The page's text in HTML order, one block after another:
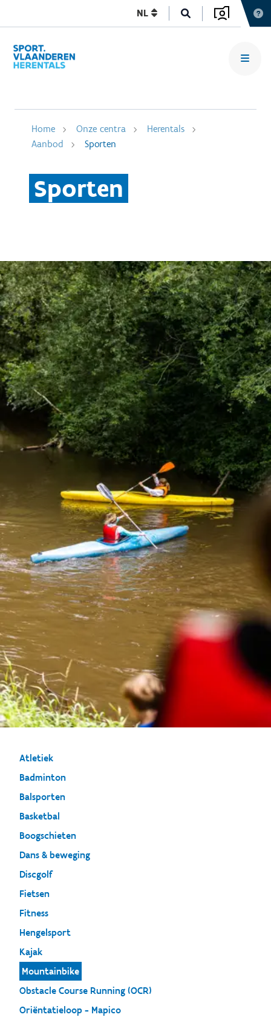
NL
Home Onze centra
Herentals
Aanbod
Sporten
Sporten
Atletiek
Badminton
Balsporten
Basketbal
Boogschieten
Dans & beweging
Discgolf
Fietsen
Fitness
Hengelsport
Kajak
Mountainbike
Obstacle Course Running (OCR)
Oriëntatieloop - Mapico